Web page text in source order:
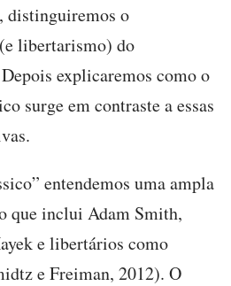
distinguiremos o
libertarismo) do
explicaremos como o
surge em contraste a essas
entendemos uma ampla
que inclui Adam Smith,
e libertários como
e Freiman, 2012). O